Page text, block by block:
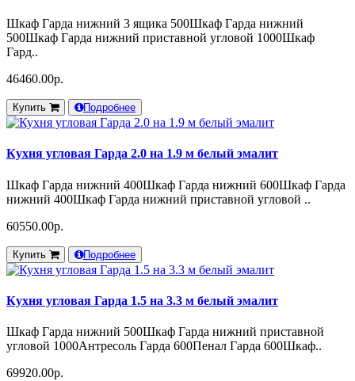
Шкаф Гарда нижний 3 ящика 500Шкаф Гарда нижний
500Шкаф Гарда нижний приставной угловой 1000Шкаф
Гард..
46460.00р.
Купить Подробнее
Кухня угловая Гарда 2.0 на 1.9 м белый эмалит
Шкаф Гарда нижний 400Шкаф Гарда нижний 600Шкаф Гарда
нижний 400Шкаф Гарда нижний приставной угловой ..
60550.00р.
Купить Подробнее
Кухня угловая Гарда 1.5 на 3.3 м белый эмалит
Шкаф Гарда нижний 500Шкаф Гарда нижний приставной
угловой 1000Антресоль Гарда 600Пенал Гарда 600Шкаф..
69920.00р.